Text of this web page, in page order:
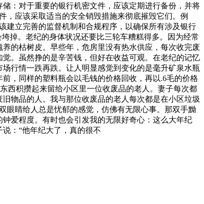
：对于重要的银行机密文件，应该定期进行备份，并将
，应该采取适当的安全销毁措施来彻底摧毁它们。例
建立完善的监督机制和合规程序，以确保所有涉及银行
掉。老纪的身体状况还要比三轮车糟糕得多。因为经常
的枯树皮。早些年，危房里没有热水供应，每次收完废
。虽然挣的是辛苦钱，但好在收益可观。在老纪的记忆
行情一跌再跌。让人明显感觉到变化的是毫升矿泉水瓶
，同样的塑料瓶会以毛钱的价格回收，再以.6毛的价格
积攒起来留给小区里一位收废品的老人。妻子每次都
物品的人。我与那位收废品的老人每次都是在小区垃圾
眼睛给人总是忧郁的感觉，仿佛有无限心事。那双手黝
爱程度。有时也会引发我的无限好奇心：这么大年纪
：“他年纪大了，真的很不